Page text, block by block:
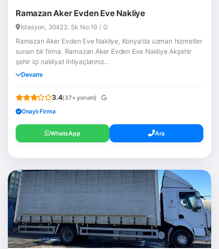
Ramazan Aker Evden Eve Nakliye
İstasyon, 30423. Sk No:19 / G
Ramazan Aker Evden Eve Nakliye, Konya'da uzman hizmetler
sunan bir firma. Ramazan Aker Evden Eve Nakliye Akşehir
şehir içi nakliyat ihtiyaçlarınız...
Devamı
3.4(37+ yorum)
Onaylı Firma
WhatsApp Ara